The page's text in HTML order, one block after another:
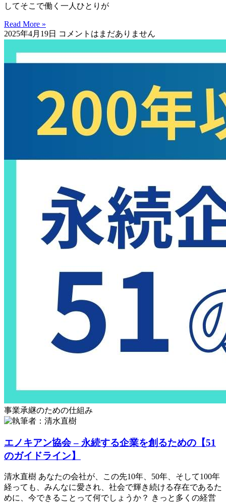
してそこで働く一人ひとりが
Read More »
2025年4月19日 コメントはまだありません
事業承継のための仕組み
エノキアン協会 – 永続する企業を創るための【51
のガイドライン】
清水直樹 あなたの会社が、この先10年、50年、そして100年
経っても、みんなに愛され、社会で輝き続ける存在であるた
めに、今できることって何でしょうか？ きっと多くの経営